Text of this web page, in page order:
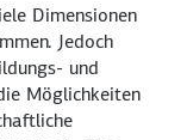
Dimensionen
Jedoch
und
Möglichkeiten